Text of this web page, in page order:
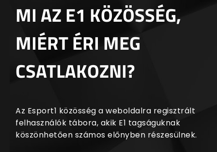
MI AZ E1 KÖZÖSSÉG,
MIÉRT ÉRI MEG
CSATLAKOZNI?
Az Esport1 közösség a weboldalra regisztrált
felhasználók tábora, akik E1 tagságuknak
köszönhetően számos előnyben részesülnek.